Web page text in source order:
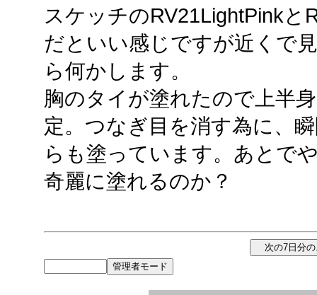
スケッチのRV21LightPinkと
だといい感じですが近くで
ら何かします。
胸のタイが塗れたので上半
定。つなぎ目を消す為に、
らも塗っています。あとで
奇麗に塗れるのか？